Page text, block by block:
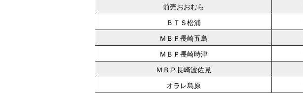
前売おおむら
ＢＴＳ松浦
ＭＢＰ長崎五島
ＭＢＰ長崎時津
ＭＢＰ長崎波佐見
オラレ島原